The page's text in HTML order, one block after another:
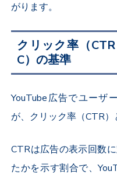
がります。
クリック率（CTR
C）の基準
YouTube広告でユーザ
が、クリック率（CTR
CTRは広告の表示回数
たかを示す割合で、